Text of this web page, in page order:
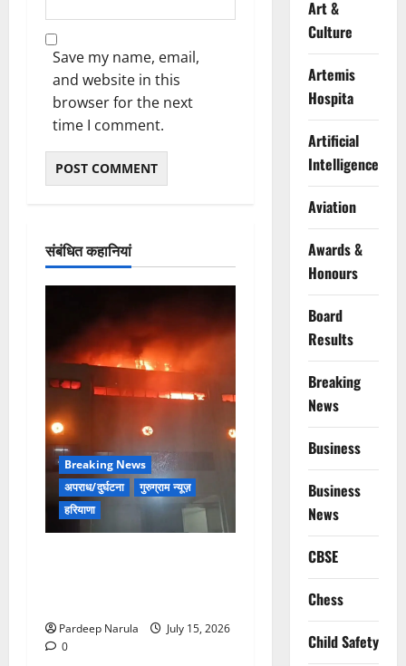
Save my name, email,
and website in this
browser for the next
time I comment.
संबंधित कहानियां
Breaking News
अपराध/दुर्घटना
गुरुग्राम न्यूज़
हरियाणा
Pardeep Narula
July 15, 2026
0
Art &
Culture
Artemis
Hospita
Artificial
Intelligence
Aviation
Awards &
Honours
Board
Results
Breaking
News
Business
Business
News
CBSE
Chess
Child Safety